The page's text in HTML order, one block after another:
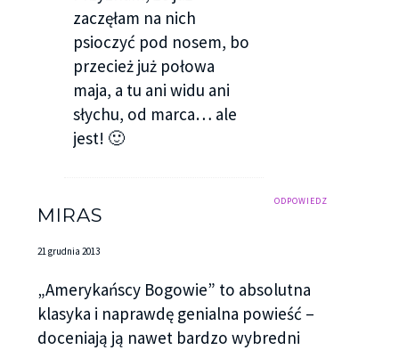
zaczęłam na nich
psioczyć pod nosem, bo
przecież już połowa
maja, a tu ani widu ani
słychu, od marca… ale
jest! 🙂
ODPOWIEDZ
MIRAS
21 grudnia 2013
„Amerykańscy Bogowie” to absolutna
klasyka i naprawdę genialna powieść –
doceniają ją nawet bardzo wybredni